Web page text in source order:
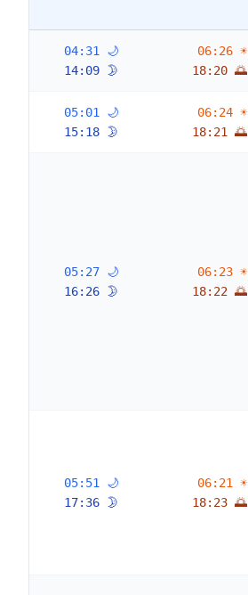
☀ 06:26
🌅 18:20
🌙 04:31
🌛 14:09
☀ 06:24
🌅 18:21
🌙 05:01
🌛 15:18
☀ 06:23
🌅 18:22
🌙 05:27
🌛 16:26
☀ 06:21
🌅 18:23
🌙 05:51
🌛 17:36